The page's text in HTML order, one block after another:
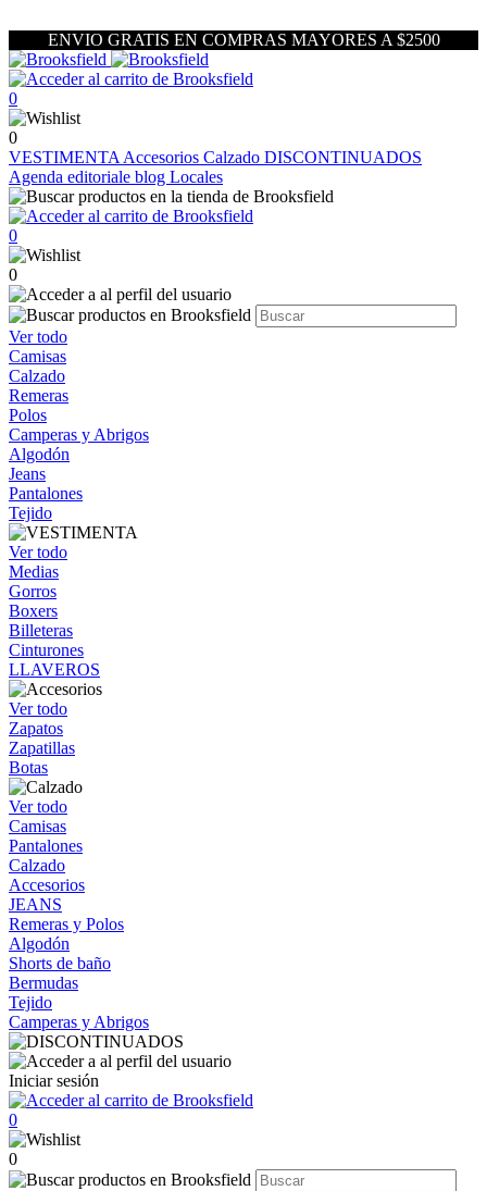
ENVIO GRATIS EN COMPRAS MAYORES A $2500
0
0
VESTIMENTA Accesorios Calzado DISCONTINUADOS
Agenda editoriale blog Locales
0
0
Ver todo
Camisas
Calzado
Remeras
Polos
Camperas y Abrigos
Algodón
Jeans
Pantalones
Tejido
Ver todo
Medias
Gorros
Boxers
Billeteras
Cinturones
LLAVEROS
Ver todo
Zapatos
Zapatillas
Botas
Ver todo
Camisas
Pantalones
Calzado
Accesorios
JEANS
Remeras y Polos
Algodón
Shorts de baño
Bermudas
Tejido
Camperas y Abrigos
Iniciar sesión
0
0